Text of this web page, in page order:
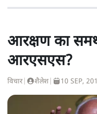
आरक्षण का
आरएसएस?
विचार शैलेश 10 SEP,